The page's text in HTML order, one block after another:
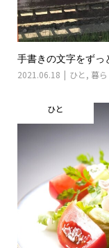
手書きの文字をずっ
2021.06.18 ひと , 暮
ひと